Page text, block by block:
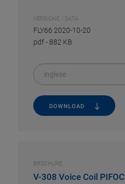
VERSIONE / DATA
FLY66 2020-10-20
pdf- 882 KB
inglese
DOWNLOAD
BROCHURE
V-308 Voice Coil PIFOC